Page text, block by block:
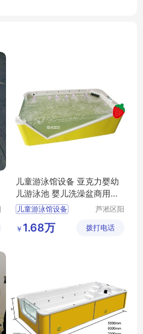
儿童游泳馆设备 亚克力婴幼
儿游泳池 婴儿洗澡盆商用可
定制
儿童游泳馆设备
婴儿洗澡盆商用可定制
芦淞区阳
童游泳馆
￥ 1.68万 拨打电话